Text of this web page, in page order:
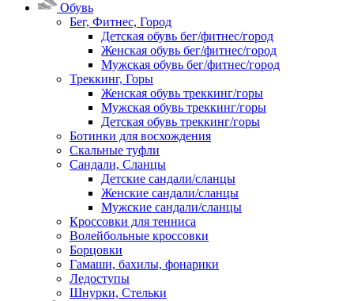
Обувь
Бег, Фитнес, Город
Детская обувь бег/фитнес/город
Женская обувь бег/фитнес/город
Мужская обувь бег/фитнес/город
Треккинг, Горы
Женская обувь треккинг/горы
Мужская обувь треккинг/горы
Детская обувь треккинг/горы
Ботинки для восхождения
Скальные туфли
Сандали, Сланцы
Детские сандали/сланцы
Женские сандали/сланцы
Мужские сандали/сланцы
Кроссовки для тенниса
Волейбольные кроссовки
Борцовки
Гамаши, бахилы, фонарики
Ледоступы
Шнурки, Стельки